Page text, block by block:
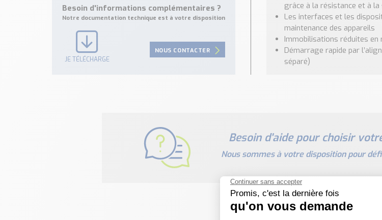
Besoin d'informations complémentaires ?
Notre documentation technique est à votre disposition
JE TÉLÉCHARGE
NOUS CONTACTER
grâce à la résistance et à la
Les interfaces et les
maintenance des appareils
Immobilisations réduites en
Démarrage rapide par
séparé)
Besoin d'aide pour choisir
Nous sommes à votre disposition pour